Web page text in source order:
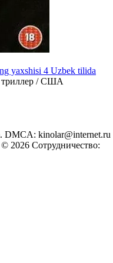
yaxshisi 4 Uzbek tilida
триллер / США
DMCA: kinolar@internet.ru
2026 Сотрудничество: